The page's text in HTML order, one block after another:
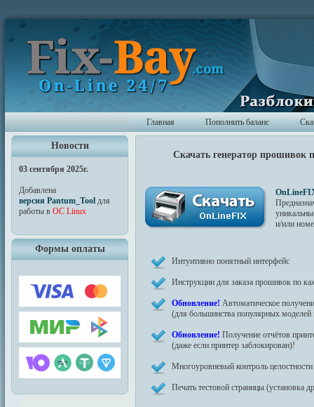
Главная Пополнить баланс
Новости
03 сентября 2025г.
Добавлена
версия Pantum_Tool для
работы в ОС Linux
Формы оплаты
Скачать генератор
и/или
Интуитивно понятный интерфейс
Инструкции для заказа прошивок по
Обновление! Автоматическое
(для большинства популярных
Обновление! Получение отчётов
(даже если принтер заблокирован)!
Многоуровневый контроль
Печать тестовой страницы (установка